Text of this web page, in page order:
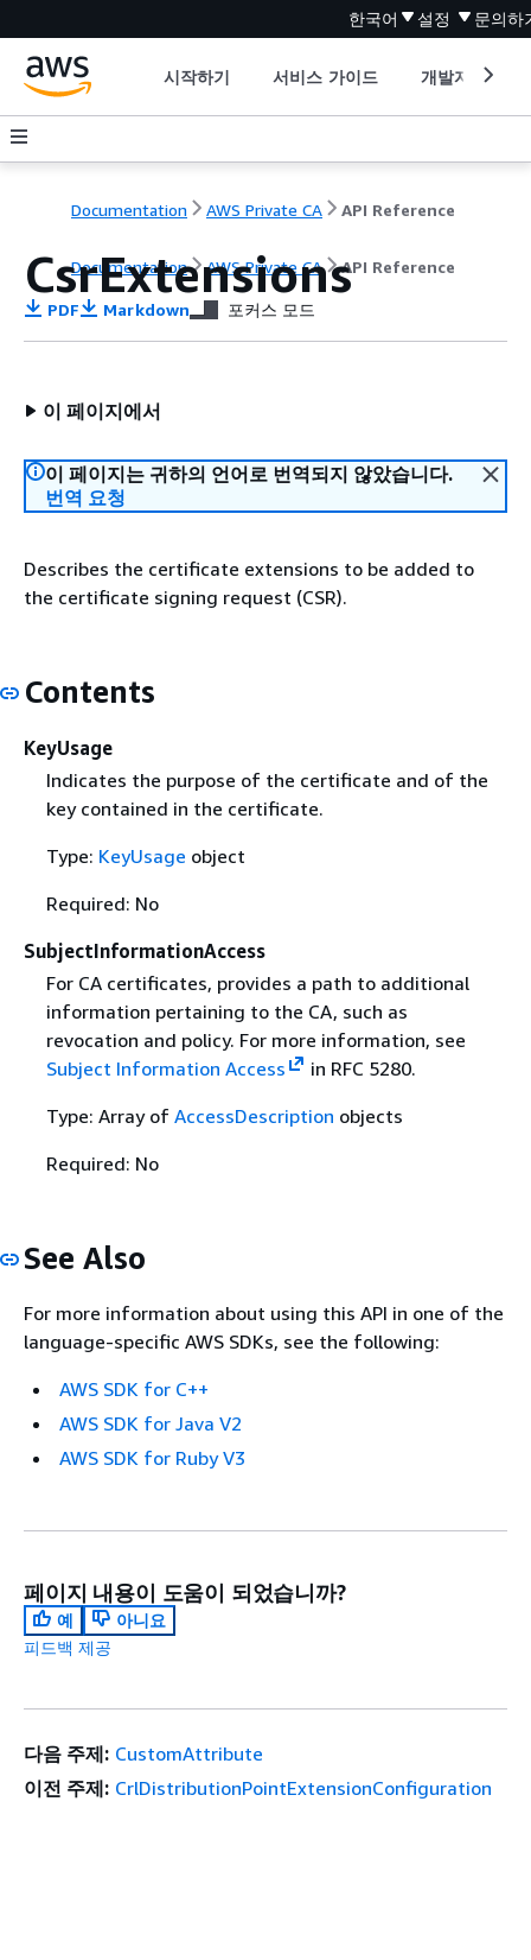
한국어 설정 문의하
시작하기 서비스 가이드 개발자 도구
Documentation AWS Private CA API Reference
Documentation AWS Private CA API Reference
CsrExtensions
PDF Markdown 포커스 모드
이 페이지에서
이 페이지는 귀하의 언어로 번역되지 않았습니다.
번역 요청
Describes the certificate extensions to be added to
the certificate signing request (CSR).
Contents
KeyUsage
Indicates the purpose of the certificate and of the
key contained in the certificate.
Type: KeyUsage object
Required: No
SubjectInformationAccess
For CA certificates, provides a path to additional
information pertaining to the CA, such as
revocation and policy. For more information, see
Subject Information Access
in RFC 5280.
Type: Array of AccessDescription objects
Required: No
See Also
For more information about using this API in one of the
language-specific AWS SDKs, see the following:
AWS SDK for C++
AWS SDK for Java V2
AWS SDK for Ruby V3
페이지 내용이 도움이 되었습니까?
예
아니요
피드백 제공
다음 주제: CustomAttribute
이전 주제: CrlDistributionPointExtensionConfiguration